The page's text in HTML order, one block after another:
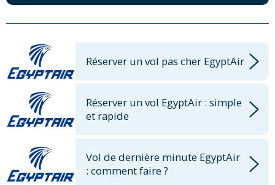
Réserver un vol pas cher EgyptAir
Réserver un vol EgyptAir : simple
et rapide
Vol de dernière minute EgyptAir
: comment faire ?